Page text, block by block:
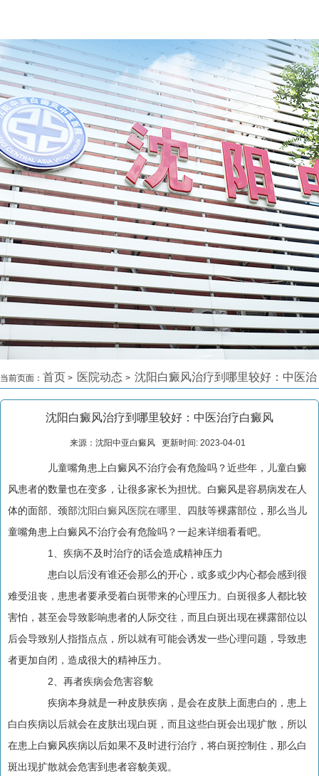
当前页面： 首页 > 医院动态 > 沈阳白癜风治疗到哪里较好：中医治
疗白癜风>
沈阳白癜风治疗到哪里较好：中医治疗白癜风
来源：沈阳中亚白癜风 更新时间: 2023-04-01
儿童嘴角患上白癜风不治疗会有危险吗？近些年，儿童白癜
风患者的数量也在变多，让很多家长为担忧。白癜风是容易病发在人
体的面部、颈部沈阳白癜风医院在哪里
、四肢等裸露部位，那么当儿
童嘴角患上白癜风不治疗会有危险吗？一起来详细看看吧。
1、疾病不及时治疗的话会造成精神压力
患白以后没有谁还会那么的开心，或多或少内心都会感到很
难受沮丧，患患者要承受着白斑带来的心理压力。白斑很多人都比较
害怕，甚至会导致影响患者的人际交往，而且白斑出现在裸露部位以
后会导致别人指指点点，所以就有可能会诱发一些心理问题，导致患
者更加自闭，造成很大的精神压力。
2、再者疾病会危害容貌
疾病本身就是一种皮肤疾病，是会在皮肤上面患白的，患上
白白疾病以后就会在皮肤出现白斑，而且这些白斑会出现扩散，所以
在患上白癜风疾病以后如果不及时进行治疗，将白斑控制住，那么白
斑出现扩散就会危害到患者容貌美观。